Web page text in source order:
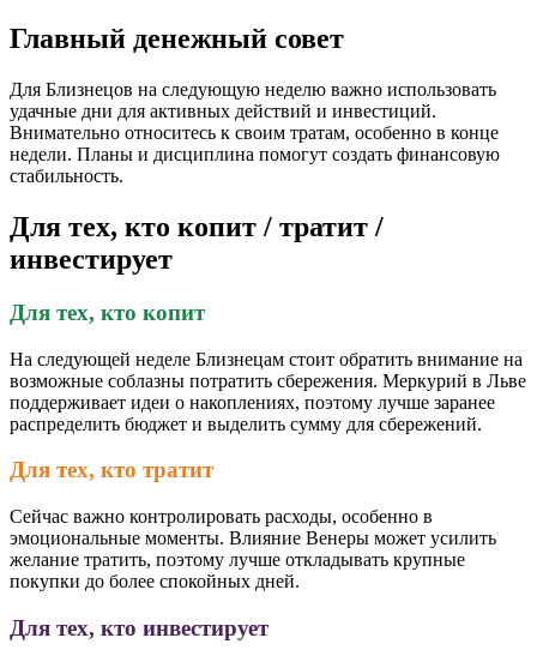
Главный денежный совет
Для Близнецов на следующую неделю важно использовать
удачные дни для активных действий и инвестиций.
Внимательно относитесь к своим тратам, особенно в конце
недели. Планы и дисциплина помогут создать финансовую
стабильность.
Для тех, кто копит / тратит /
инвестирует
Для тех, кто копит
На следующей неделе Близнецам стоит обратить внимание на
возможные соблазны потратить сбережения. Меркурий в Льве
поддерживает идеи о накоплениях, поэтому лучше заранее
распределить бюджет и выделить сумму для сбережений.
Для тех, кто тратит
Сейчас важно контролировать расходы, особенно в
эмоциональные моменты. Влияние Венеры может усилить
желание тратить, поэтому лучше откладывать крупные
покупки до более спокойных дней.
Для тех, кто инвестирует